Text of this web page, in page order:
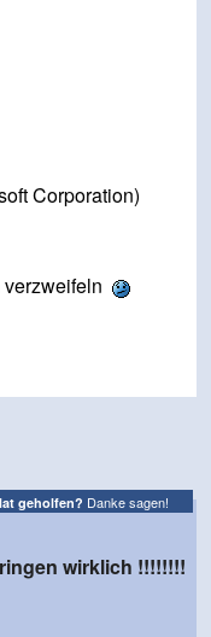
Corporation)
geholfen? Danke sagen!
wirklich !!!!!!!!